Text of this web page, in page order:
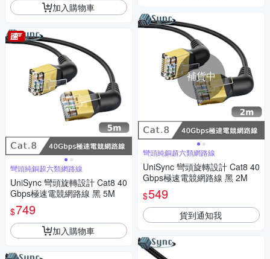
加入購物車
彎頭純銅超六類網路線
UniSync 彎頭旋轉設計 Cat8 40
Gbps極速電競網路線 黑 5M
$749
加入購物車
補貨中
彎頭純銅超六類網路線
UniSync 彎頭旋轉設計 Cat8 40
Gbps極速電競網路線 黑 2M
$549
貨到通知我